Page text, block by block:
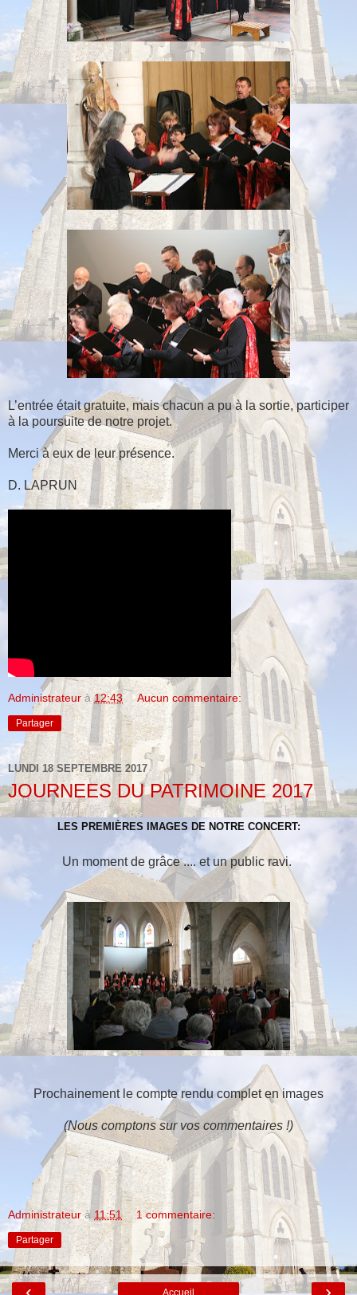
L’entrée était gratuite, mais chacun a pu à la sortie, participer
à la poursuite de notre projet.
Merci à eux de leur présence.
D. LAPRUN
Administrateur à12:43 Aucun commentaire:
Partager
LUNDI 18 SEPTEMBRE 2017
JOURNEES DU PATRIMOINE 2017
LES PREMIÈRES IMAGES DE NOTRE CONCERT:
Un moment de grâce .... et un public ravi.
Prochainement le compte rendu complet en images
(Nous comptons sur vos commentaires !)
Administrateur à 11:51 1 commentaire:
Partager
Accueil